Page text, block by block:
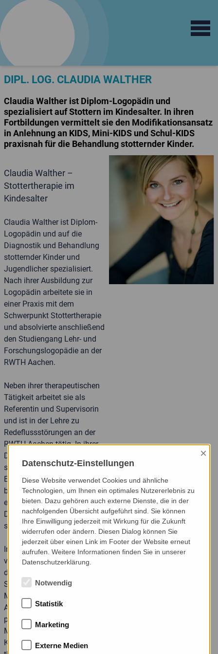
Open
DIPL. LOG. CLAUDIA WALTHER
Claudia Walther ist Diplom-Logopädin und
spezialisiert auf Stottern im Kindesalter. In ihren
Fortbildungen vermittelt sie den Modifikationsansatz
in Anlehnung an KIDS, Mini-KIDS und Schul-KIDS
praxisnah für die Behandlung stotternder Kinder.
Claudia Walther –
Stottertherapie im
Kindesalter
Claudia Walther ist Diplom-
Logopädin und auf die
Diagnostik und Behandlung
stotternder Kinder und
Jugendlicher spezialisiert.
Nach ihrer Ausbildung zur
Logopädin arbeitete sie in
einer Praxis mit dem
Schwerpunkt Stottertherapie
und absolvierte anschließend
den Studiengang Lehr- und
Forschungslogopädie an der
RWTH Aachen.
Neben ihrer therapeutischen
Tätigkeit arbeitet sie als
Referentin und Supervisorin
und ist in der Lehre zu
Redeflussstörungen an der
RWTH Aachen tätig. In ihrer
Diplomarbeit beschäftigte sie
sich mit dem subjektiven
Erleben des Stotterns bei vier-
bis sechsjährigen Kindern und
entwickelte ein
Diagnostikinstrument für
stotternde Kinder.
In ihren Fortbildungen
vermittelt Claudia Walther die
direkte, kindgerechte
Stottertherapie nach dem
Modifikationsansatz. Je nach
Altersgruppe orientiert sich die
praktische Umsetzung an
Mini-KIDS, KIDS oder Schul-
KIDS. Im Mittelpunkt stehen
Datenschutz-Einstellungen
×
Diese Website verwendet Cookies und ähnliche
Technologien, um Ihnen ein optimales Nutzererlebnis zu
bieten. Dazu gehören auch externe Dienste, die in der
nachfolgenden Übersicht aufgeführt sind. Sie können
Ihre Einwilligung jederzeit mit Wirkung für die Zukunft
widerrufen oder ändern. Diesen Dialog können Sie
jederzeit über einen Link im Footer der Website erneut
aufrufen. Weitere Informationen finden Sie in unserer
Datenschutzerklärung.
Notwendig
Statistik
Marketing
Externe Medien